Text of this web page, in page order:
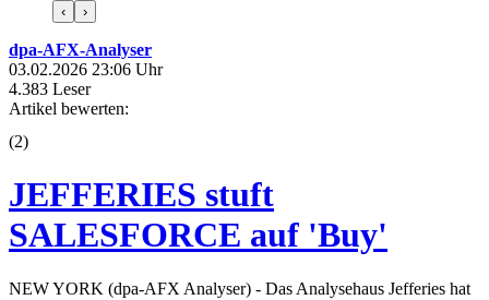
‹ ›
dpa-AFX-Analyser
03.02.2026 23:06 Uhr
4.383 Leser
Artikel bewerten:
(2)
JEFFERIES stuft
SALESFORCE auf 'Buy'
NEW YORK (dpa-AFX Analyser) - Das Analysehaus Jefferies hat